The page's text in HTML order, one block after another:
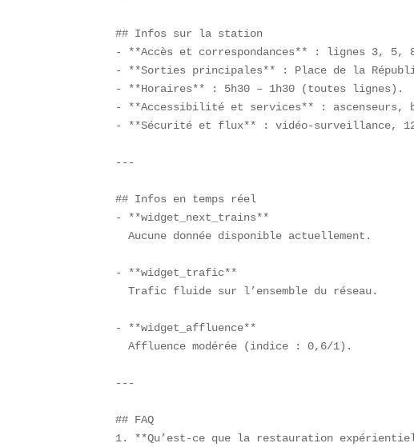
## Infos sur la station
- **Accès et correspondances** : lignes 3, 5,
- **Sorties principales** : Place de la
- **Horaires** : 5h30 – 1h30 (toutes lignes).
- **Accessibilité et services** : ascenseurs,
- **Sécurité et flux** : vidéo-surveillance,
---
## Infos en temps réel
- **widget_next_trains**
  Aucune donnée disponible actuellement.
- **widget_trafic**
  Trafic fluide sur l’ensemble du réseau.
- **widget_affluence**
  Affluence modérée (indice : 0,6/1).
---
## FAQ
1. **Qu’est-ce que la restauration